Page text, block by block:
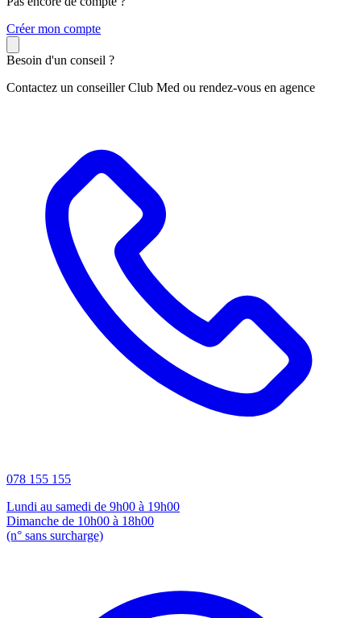
Créer mon compte
Besoin d'un conseil ?
Contactez un conseiller Club Med ou rendez-vous en agence
078 155 155
Lundi au samedi de 9h00 à 19h00
Dimanche de 10h00 à 18h00
(n° sans surcharge)